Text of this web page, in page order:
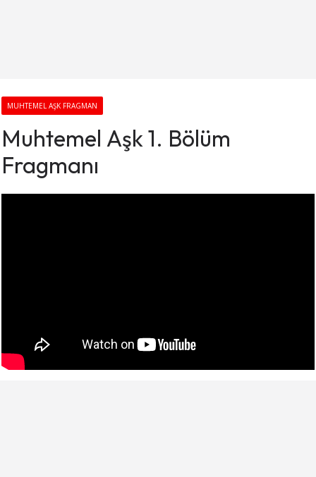
MUHTEMEL AŞK FRAGMAN
Muhtemel Aşk 1. Bölüm
Fragmanı